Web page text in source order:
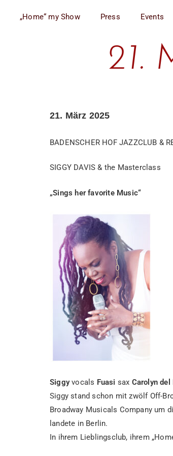
„Home“ my Show​ Press Events
21.
21. März 2025
BADENSCHER HOF JAZZCLUB &
SIGGY DAVIS & the Masterclass
„Sings her favorite Music“
Siggyvocals Fuasi sax Carolyn del
Siggy stand schon mit zwölf Off-
Broadway Musicals Company um
landete in Berlin.
In ihrem Lieblingsclub, ihrem